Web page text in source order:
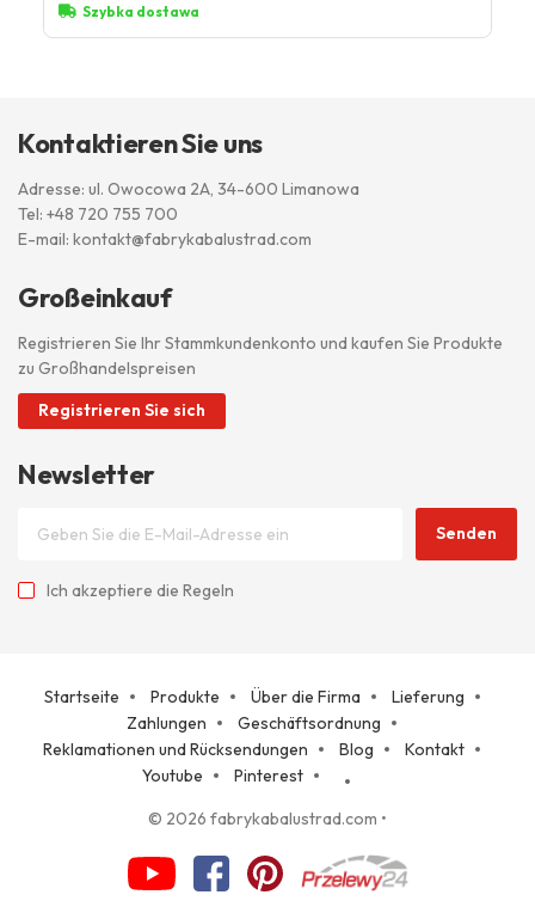
Szybka dostawa
Kontaktieren Sie uns
Adresse: ul. Owocowa 2A, 34-600 Limanowa
Tel: +48 720 755 700
E-mail: kontakt@fabrykabalustrad.com
Großeinkauf
Registrieren Sie Ihr Stammkundenkonto und kaufen Sie Produkte
zu Großhandelspreisen
Registrieren Sie sich
Newsletter
Senden
Ich akzeptiere die Regeln
Startseite Produkte Über die Firma
Lieferung
Zahlungen
Geschäftsordnung
Reklamationen und Rücksendungen
Blog
Kontakt
Youtube
Pinterest
© 2026 fabrykabalustrad.com •